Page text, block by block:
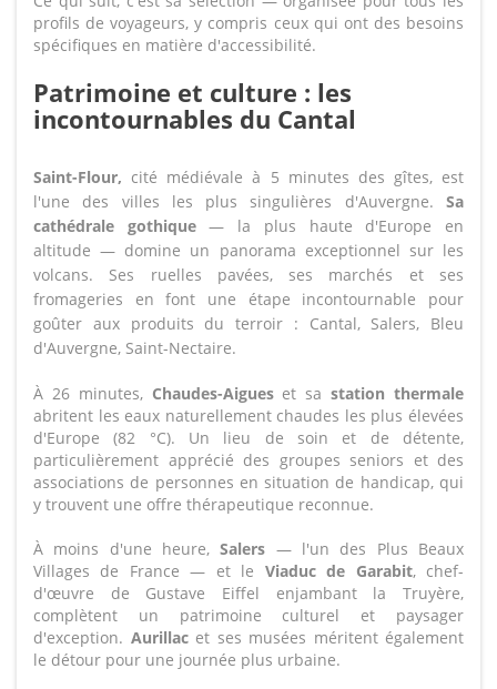
profils de voyageurs, y compris ceux qui ont des besoins
spécifiques en matière d'accessibilité.
Patrimoine et culture : les
incontournables du Cantal
Saint-Flour, cité médiévale à 5 minutes des gîtes, est
l'une des villes les plus singulières d'Auvergne. Sa
cathédrale gothique— la plus haute d'Europe en
altitude — domine un panorama exceptionnel sur les
volcans. Ses ruelles pavées, ses marchés et ses
fromageries en font une étape incontournable pour
goûter aux produits du terroir : Cantal, Salers, Bleu
d'Auvergne, Saint-Nectaire.
À 26 minutes, Chaudes-Aigueset sastation thermale
abritent les eaux naturellement chaudes les plus élevées
d'Europe (82 °C). Un lieu de soin et de détente,
particulièrement apprécié des groupes seniors et des
associations de personnes en situation de handicap, qui
y trouvent une offre thérapeutique reconnue.
À moins d'une heure,Salers — l'un des Plus Beaux
Villages de France — et le Viaduc de Garabit, chef-
d'œuvre de Gustave Eiffel enjambant la Truyère,
complètent un patrimoine culturel et paysager
d'exception. Aurillacet ses musées méritent également
le détour pour une journée plus urbaine.